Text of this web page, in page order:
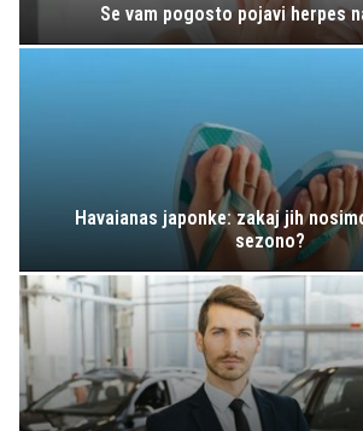
Se vam pogosto pojavi herpes
Havaianas japonke: zakaj jih
sezono?